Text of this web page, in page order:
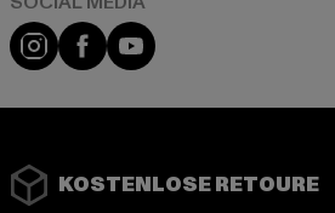
Instagram
FacebookYouTube
KOSTENLOSE RETOURE